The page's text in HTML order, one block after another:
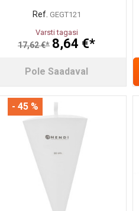
Ref. GEGT121
Varsti tagasi
17,62 €* 8,64 €*
Pole Saadaval
- 45 %